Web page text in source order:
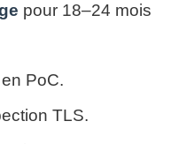
pour 18–24 mois
PoC.
TLS.